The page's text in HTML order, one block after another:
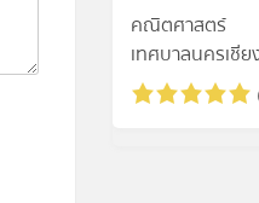
คณิตศาสตร์
เทศบาลนครเชีย